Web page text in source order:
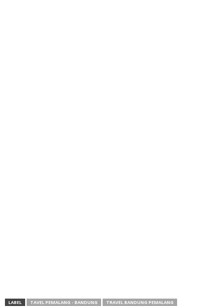
LABEL TAVEL PEMALANG - BANDUNG
TRAVEL BANDUNG PEMALANG